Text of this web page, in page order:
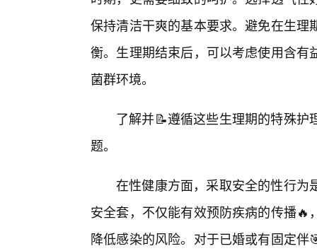
保持清洁干爽的基本要求。避免在生
衡。生理期结束后，可以考虑使用含
菌群环境。
了解并📝遵循这些生理期的特殊
题。
在性健康方面，采取安全的性行为
安全套，不仅能有效预防疾病的传播
降低感染的风险。对于已婚或有固定